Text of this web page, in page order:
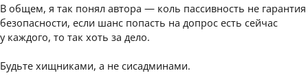
В общем, я так понял автора — коль пассивность не гарантия
безопасности, если шанс попасть на допрос есть сейчас
у каждого, то так хоть за дело.
Будьте хищниками, а не сисадминами.